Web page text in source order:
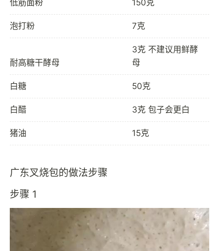
低筋面粉 150克
泡打粉 7克
耐高糖干酵母
3克 不建议用鲜酵
母
白糖 50克
白醋 3克 包子会更白
猪油 15克
广东叉烧包的做法步骤
步骤 1